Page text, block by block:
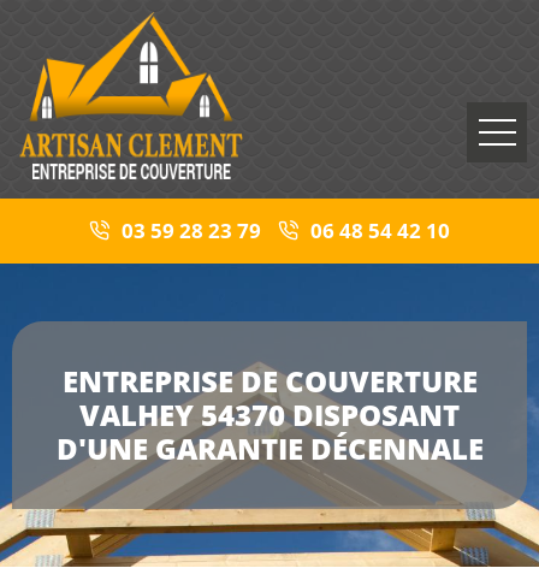
03 59 28 23 79 06 48 54 42 10
ENTREPRISE DE COUVERTURE
VALHEY 54370 DISPOSANT
D'UNE GARANTIE DÉCENNALE